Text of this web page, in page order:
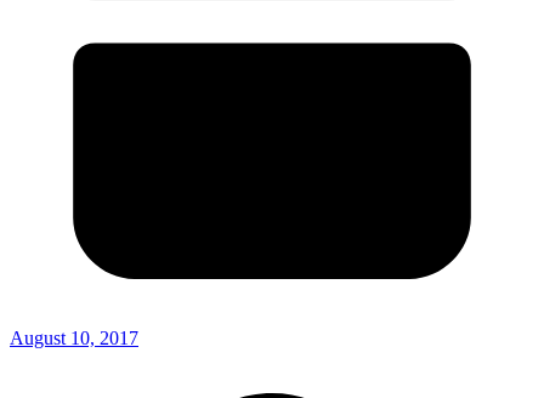
August 10, 2017